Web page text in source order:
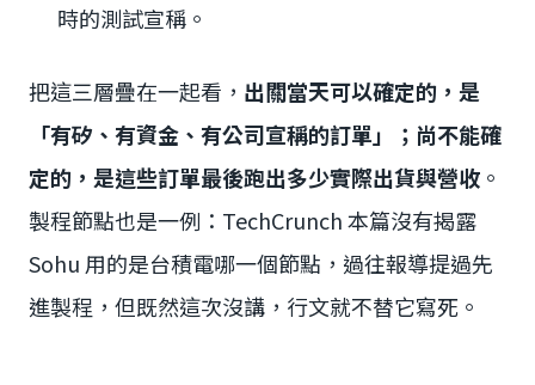
時的測試宣稱。
把這三層疊在一起看， 出關當天可以確定的，是
「有矽、有資金、有公司宣稱的訂單」；尚不能確
定的，是這些訂單最後跑出多少實際出貨與營收 。
製程節點也是一例：TechCrunch 本篇沒有揭露
Sohu 用的是台積電哪一個節點，過往報導提過先
進製程，但既然這次沒講，行文就不替它寫死。